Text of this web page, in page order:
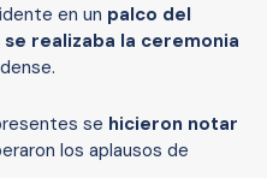
en un palco del
realizaba la ceremonia
se hicieron notar
los aplausos de